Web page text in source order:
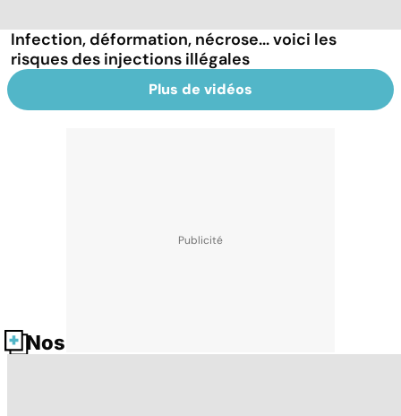
Infection, déformation, nécrose... voici les
risques des injections illégales
Plus de vidéos
Nos fiches santé